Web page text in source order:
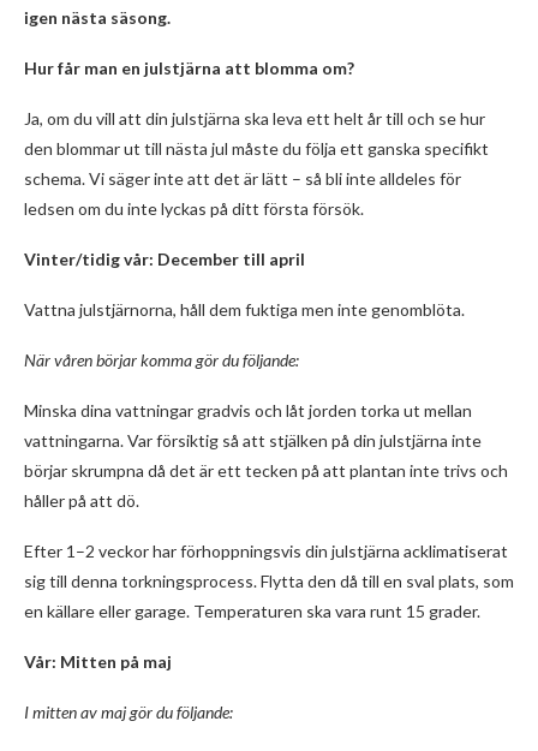
igen nästa säsong.
Hur får man en julstjärna att blomma om?
Ja, om du vill att din julstjärna ska leva ett helt år till och se hur
den blommar ut till nästa jul måste du följa ett ganska specifikt
schema. Vi säger inte att det är lätt – så bli inte alldeles för
ledsen om du inte lyckas på ditt första försök.
Vinter/tidig vår: December till april
Vattna julstjärnorna, håll dem fuktiga men inte genomblöta.
När våren börjar komma gör du följande:
Minska dina vattningar gradvis och låt jorden torka ut mellan
vattningarna. Var försiktig så att stjälken på din julstjärna inte
börjar skrumpna då det är ett tecken på att plantan inte trivs och
håller på att dö.
Efter 1–2 veckor har förhoppningsvis din julstjärna acklimatiserat
sig till denna torkningsprocess. Flytta den då till en sval plats, som
en källare eller garage. Temperaturen ska vara runt 15 grader.
Vår: Mitten på maj
I mitten av maj gör du följande: